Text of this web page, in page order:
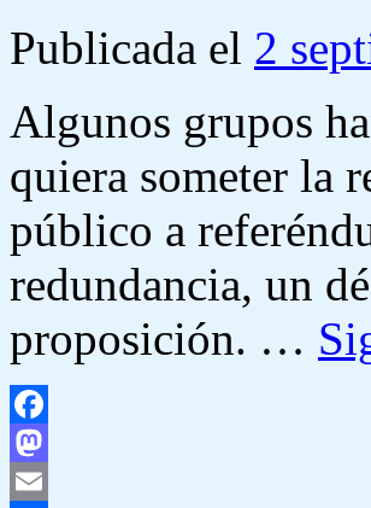
Publicada el 2
Algunos grupos
quiera someter la
público a
redundancia, un
proposición. …
Facebook
Mastodon